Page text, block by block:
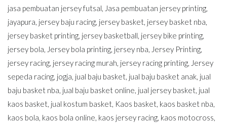
jasa pembuatan jersey futsal, Jasa pembuatan jersey printing,
jayapura, jersey baju racing, jersey basket, jersey basket nba,
jersey basket printing, jersey basketball, jersey bike printing,
jersey bola, Jersey bola printing, jersey nba, Jersey Printing,
jersey racing, jersey racing murah, jersey racing printing, Jersey
sepeda racing, jogja, jual baju basket, jual baju basket anak, jual
baju basket nba, jual baju basket online, jual jersey basket, jual
kaos basket, jual kostum basket, Kaos basket, kaos basket nba,
kaos bola, kaos bola online, kaos jersey racing, kaos motocross,